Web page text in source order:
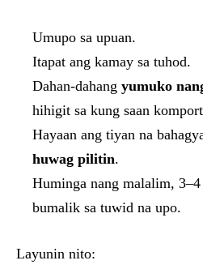
Umupo sa upuan.
Itapat ang kamay sa tuhod.
Dahan-dahang yumuko
hihigit sa kung saan
Hayaan ang tiyan na
huwag pilitin.
Huminga nang malalim,
bumalik sa tuwid na upo.
Layunin nito: